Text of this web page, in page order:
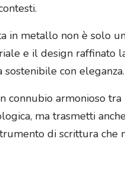
in metallo non è solo
e il design
con eleganza.
connubio armonioso
ma trasmetti
di scrittura